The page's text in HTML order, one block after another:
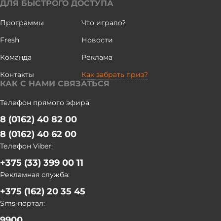
стараемся соединить историческую, культурную нить с
Республикой Беларусь", - отметила руководитель штаба
"Дороги славы - наша история" Ася Компаниец. Участники
автопробега почтили память защитников Отечества
мемориальному комплексу. БЕЛТА
ДЛЯ БЫСТРОГО ДОСТУПА
Программы
Что играло?
Fresh
Новости
Команда
Реклама
Контакты
Как забрать приз?
КАК С НАМИ СВЯЗАТЬСЯ
Телефон прямого эфира:
8 (0162) 40 82 00
8 (0162) 40 62 00
Телефон Viber:
+375 (33) 399 00 11
Рекламная служба:
+375 (162) 20 35 45
Sms-портал: